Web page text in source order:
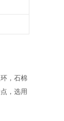
，石棉
，选用